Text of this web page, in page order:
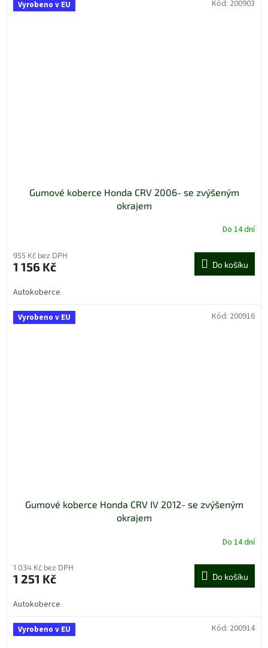
Vyrobeno v EU
Gumové koberce Honda CRV 2006- se zvýšeným
okrajem
Do 14 dní
955 Kč bez DPH
1 156 Kč Do košíku
Autokoberce
Kód: 200903
Vyrobeno v EU
Gumové koberce Honda CRV IV 2012- se zvýšeným
okrajem
Do 14 dní
1 034 Kč bez DPH
1 251 Kč Do košíku
Autokoberce
Kód: 200916
Vyrobeno v EU Kód: 200914